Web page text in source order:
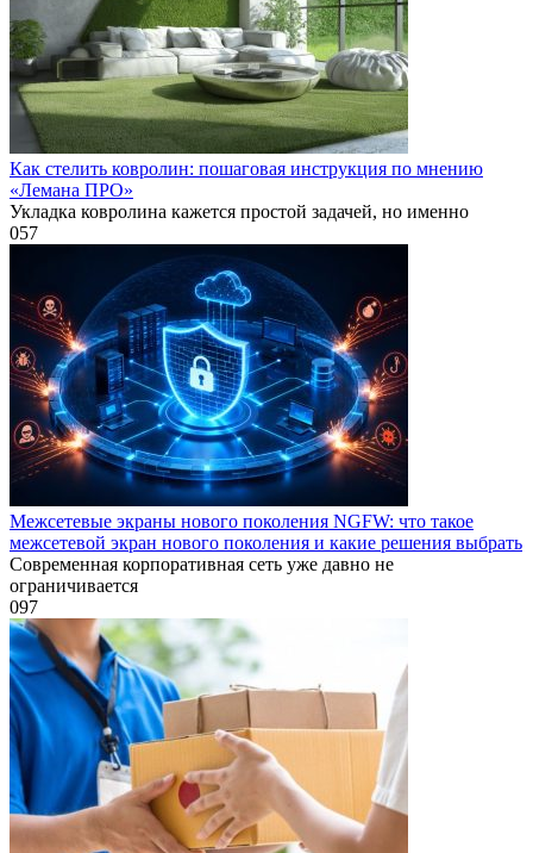
Как стелить ковролин: пошаговая инструкция по мнению
«Лемана ПРО»
Укладка ковролина кажется простой задачей, но именно
057
Межсетевые экраны нового поколения NGFW: что такое
межсетевой экран нового поколения и какие решения выбрать
Современная корпоративная сеть уже давно не
ограничивается
097